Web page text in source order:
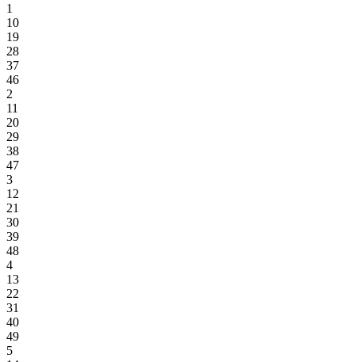
1
10
19
28
37
46
2
11
20
29
38
47
3
12
21
30
39
48
4
13
22
31
40
49
5